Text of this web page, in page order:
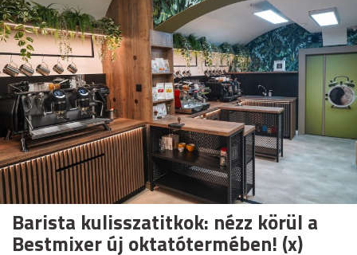
Barista kulisszatitkok: nézz körül a
Bestmixer új oktatótermében! (x)